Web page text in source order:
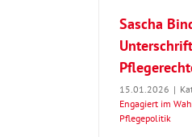
Sascha
15.01.2026 |
Engagiert im
Pflegepolitik